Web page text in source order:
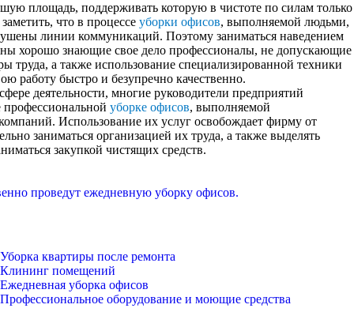
площадь, поддерживать которую в чистоте по силам только
что в процессе уборки офисов, выполняемой людьми,
линии коммуникаций. Поэтому заниматься наведением
хорошо знающие свое дело профессионалы, не допускающие
а также использование специализированной техники
работу быстро и безупречно качественно.
деятельности, многие руководители предприятий
профессиональной уборке офисов, выполняемой
Использование их услуг освобождает фирму от
заниматься организацией их труда, а также выделять
закупкой чистящих средств.
проведут ежедневную уборку офисов.
Уборка квартиры после ремонта
Клининг помещений
Ежедневная уборка офисов
Профессиональное оборудование и моющие средства